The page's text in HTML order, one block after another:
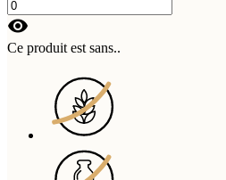
visibility
Ce produit est sans..